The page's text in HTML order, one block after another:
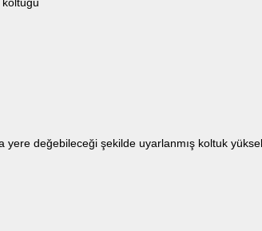
değebileceği şekilde uyarlanmış koltuk